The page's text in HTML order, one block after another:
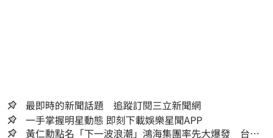
最即時的新聞話題 追蹤訂閱三立新聞網
一手掌握明星動態 即刻下載娛樂星聞APP
黃仁勳點名「下一波浪潮」鴻海集團率先大爆發 台股